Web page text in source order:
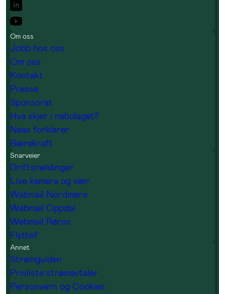
2 poeng
1 poeng
Om oss
Jobb hos oss
Om oss
Kontakt
Presse
Sponsorat
Hva skjer i nabolaget?
Neas forklarer
Bærekraft
Snarveier
Driftsmeldinger
Live kamera og vær
Webmail Nordmøre
Webmail Oppdal
Webmail Røros
Flytte?
Annet
Strømguiden
Prisliste strømavtaler
Personvern og Cookies